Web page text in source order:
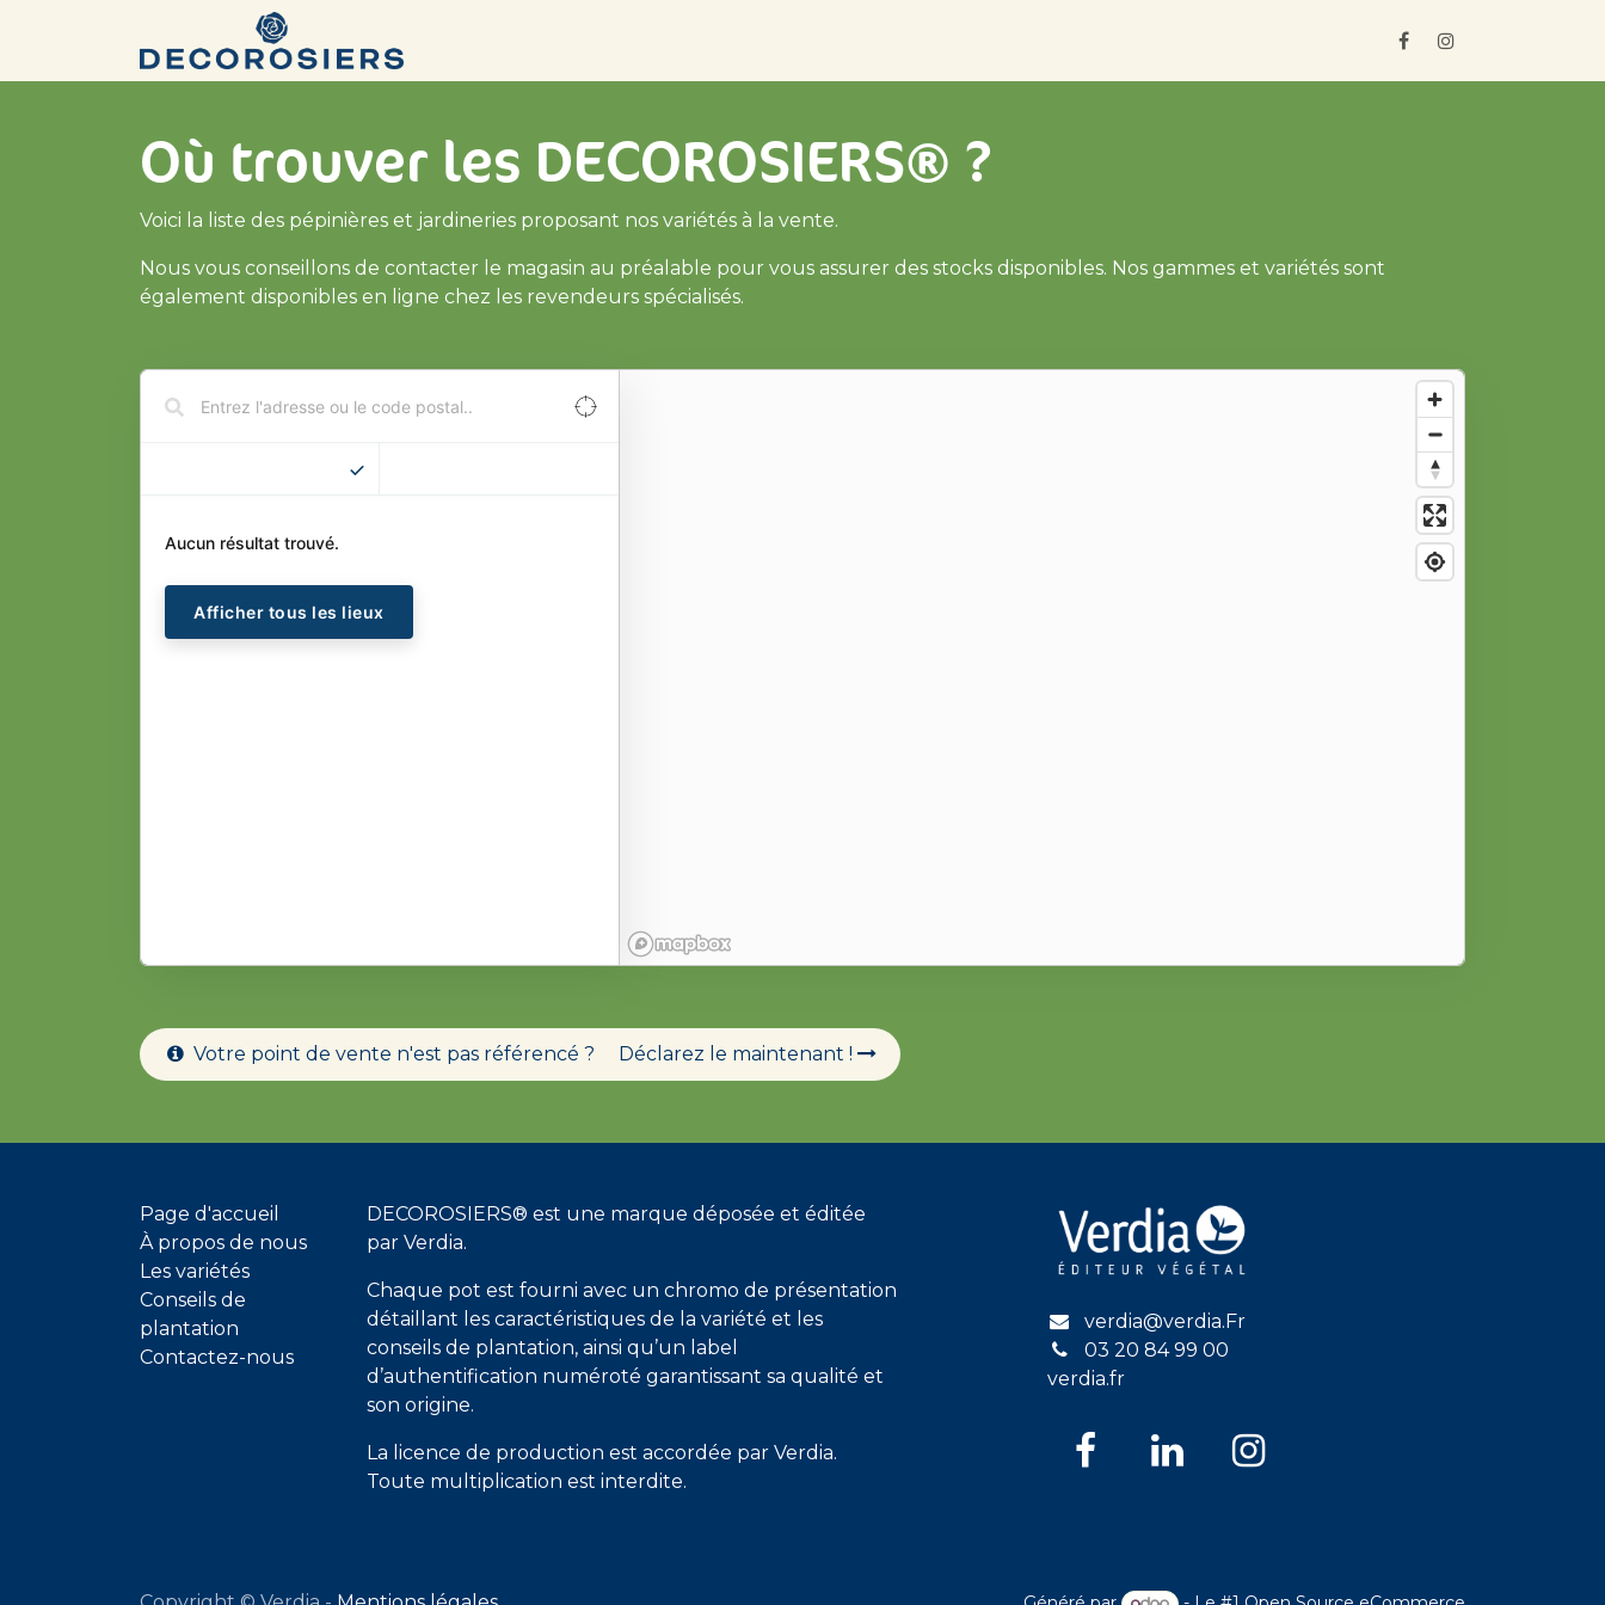
Où trouver les DECOROSIERS® ?
Voici la liste des pépinières et jardineries proposant nos variétés à la vente.
Nous vous conseillons de contacter le magasin au préalable pour vous assurer des stocks disponibles. Nos gammes et variétés sont
également disponibles en ligne chez les revendeurs spécialisés.
Aucun résultat trouvé.
Afficher tous les lieux
Votre point de vente n'est pas référencé ? Déclarez le maintenant !
Page d'accueil
À propos de nous
Les variétés
Conseils de
plantation
Contactez-nous
DECOROSIERS® est une marque déposée et éditée
par Verdia.
Chaque pot est fourni avec un chromo de présentation
détaillant les caractéristiques de la variété et les
conseils de plantation, ainsi qu’un label
d’authentification numéroté garantissant sa qualité et
son origine.
La licence de production est accordée par Verdia.
Toute multiplication est interdite.
verdia@verdia.Fr
03 20 84 99 00
verdia.fr